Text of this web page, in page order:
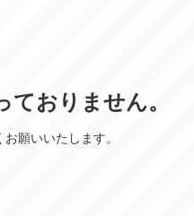
ておりません。
願いいたします。